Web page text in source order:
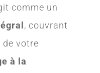
comme un
, couvrant
de votre
à la